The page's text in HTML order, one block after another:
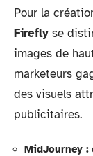
Pour la
Firefly se
images de
marketeurs
des visuels
publicitaires.
MidJourney :